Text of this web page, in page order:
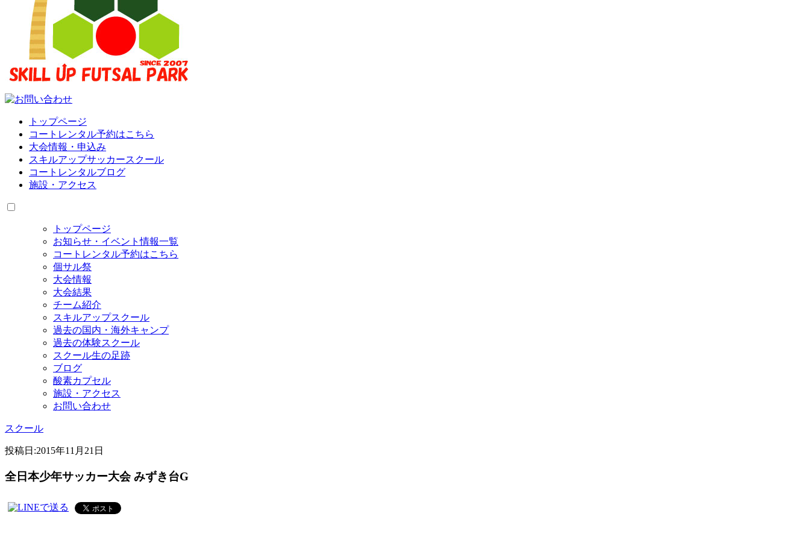
トップページ
コートレンタル予約はこちら
大会情報・申込み
スキルアップサッカースクール
コートレンタルブログ
施設・アクセス
トップページ
お知らせ・イベント情報一覧
コートレンタル予約はこちら
個サル祭
大会情報
大会結果
チーム紹介
スキルアップスクール
過去の国内・海外キャンプ
過去の体験スクール
スクール生の足跡
ブログ
酸素カプセル
施設・アクセス
お問い合わせ
スクール
投稿日:2015年11月21日
全日本少年サッカー大会 みずき台G